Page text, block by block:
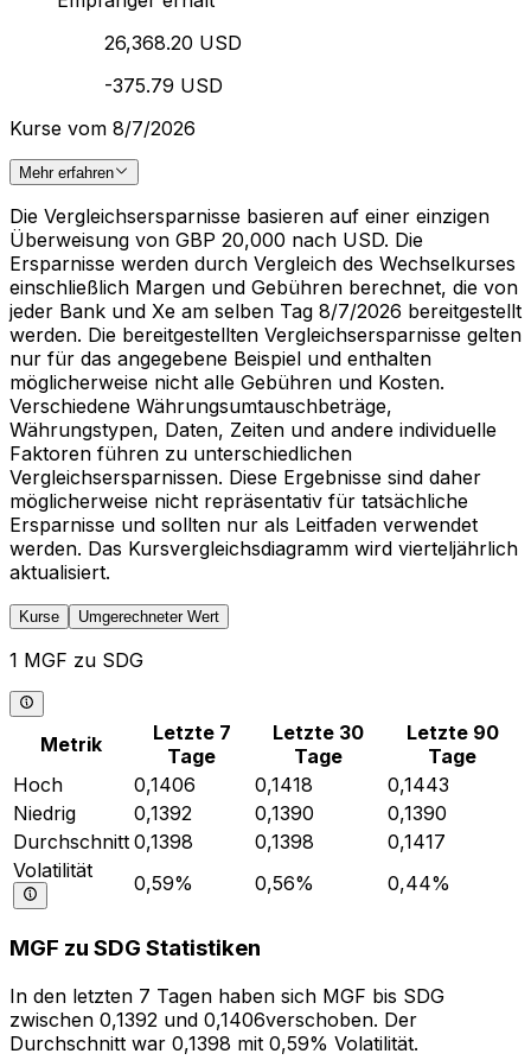
26,368.20 USD
-375.79 USD
Kurse vom 8/7/2026
Mehr erfahren
Die Vergleichsersparnisse basieren auf einer einzigen
Überweisung von GBP 20,000 nach USD. Die
Ersparnisse werden durch Vergleich des Wechselkurses
einschließlich Margen und Gebühren berechnet, die von
jeder Bank und Xe am selben Tag 8/7/2026 bereitgestellt
werden. Die bereitgestellten Vergleichsersparnisse gelten
nur für das angegebene Beispiel und enthalten
möglicherweise nicht alle Gebühren und Kosten.
Verschiedene Währungsumtauschbeträge,
Währungstypen, Daten, Zeiten und andere individuelle
Faktoren führen zu unterschiedlichen
Vergleichsersparnissen. Diese Ergebnisse sind daher
möglicherweise nicht repräsentativ für tatsächliche
Ersparnisse und sollten nur als Leitfaden verwendet
werden. Das Kursvergleichsdiagramm wird vierteljährlich
aktualisiert.
Kurse Umgerechneter Wert
1 MGF zu SDG
Metrik
Letzte 7
Tage
Letzte 30
Tage
Letzte 90
Tage
Hoch
0,1406 0,1418
0,1443
Niedrig
0,1392 0,1390
0,1390
Durchschnitt 0,1398 0,1398
0,1417
Volatilität
0,59% 0,56% 0,44%
MGF zu SDG Statistiken
In den letzten 7 Tagen haben sich MGF bis SDG
zwischen 0,1392 und 0,1406verschoben. Der
Durchschnitt war 0,1398 mit 0,59% Volatilität.